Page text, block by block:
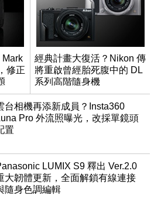
Mark
修正
經典計畫大復活？Nikon 傳
將重啟曾經胎死腹中的 DL
系列高階隨身機
台相機再添新成員？Insta360
Pro 外流照曝光，改採單鏡頭
置
LUMIX S9 釋出 Ver.2.0
大韌體更新，全面解鎖有線連接
隨身色調編輯